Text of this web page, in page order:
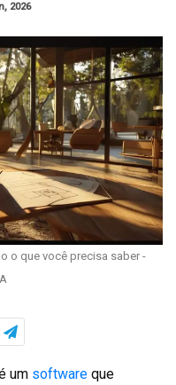
2026
o que você precisa saber -
um software que